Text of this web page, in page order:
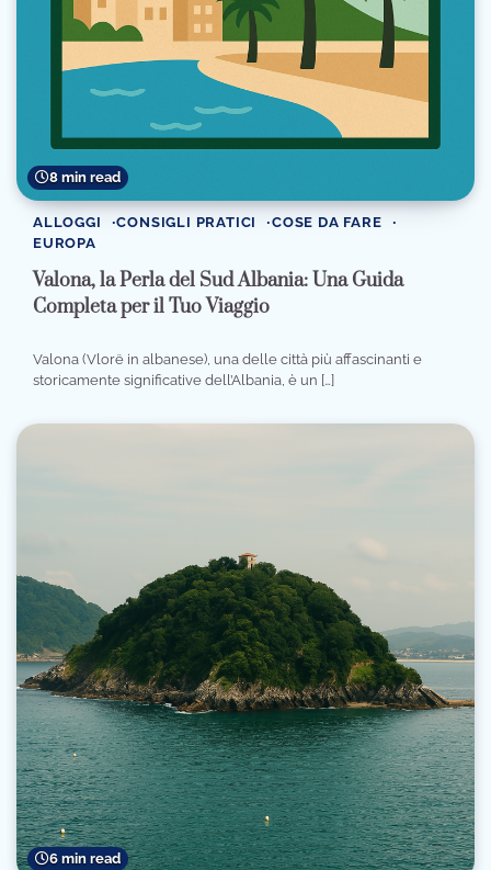
8 min read
ALLOGGI CONSIGLI PRATICI
COSE DA FARE
EUROPA
Valona, la Perla del Sud Albania: Una Guida
Completa per il Tuo Viaggio
Valona (Vlorë in albanese), una delle città più affascinanti e
storicamente significative dell’Albania, è un […]
6 min read